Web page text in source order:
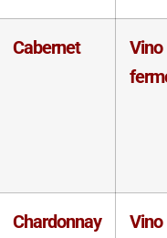
Cabernet
Vino
Chardonnay
Vino